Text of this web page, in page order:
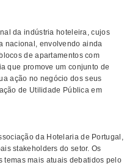
da indústria hoteleira, cujos
nacional, envolvendo ainda
de apartamentos com
que promove um conjunto de
ação no negócio dos seus
de Utilidade Pública em
da Hotelaria de Portugal,
stakeholders do setor. Os
temas mais atuais debatidos pelo